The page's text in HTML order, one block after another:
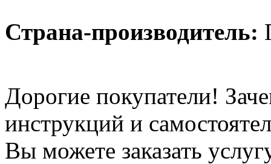
Страна-производитель:
Дорогие покупатели!
инструкций и
Вы можете заказать